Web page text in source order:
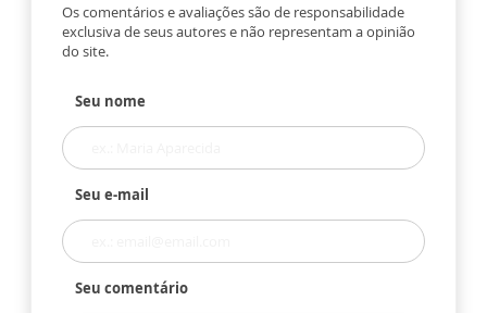
Os comentários e avaliações são de responsabilidade
exclusiva de seus autores e não representam a opinião
do site.
Seu nome
Seu e-mail
Seu comentário